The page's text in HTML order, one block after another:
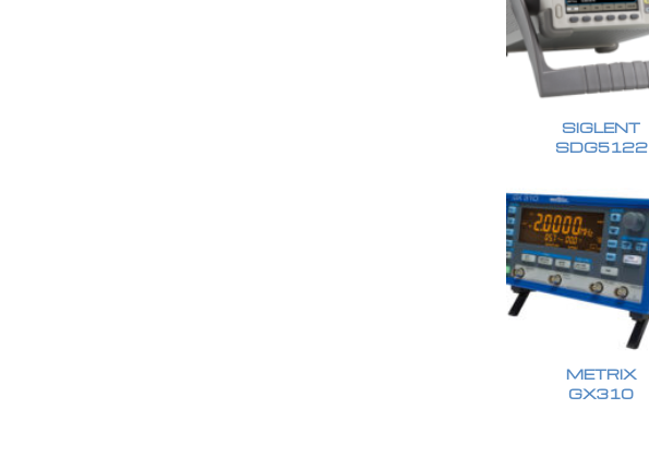
SIGLENT
SDG5122
METRIX
GX310